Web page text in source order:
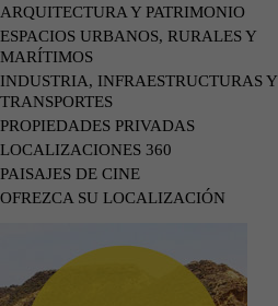
ARQUITECTURA Y PATRIMONIO
ESPACIOS URBANOS, RURALES Y
MARÍTIMOS
INDUSTRIA, INFRAESTRUCTURAS Y
TRANSPORTES
PROPIEDADES PRIVADAS
LOCALIZACIONES 360
PAISAJES DE CINE
OFREZCA SU LOCALIZACIÓN